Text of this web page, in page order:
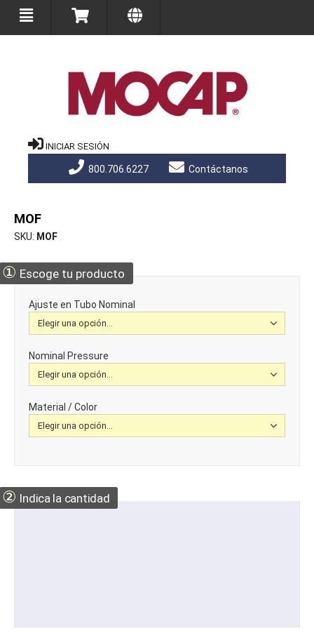
INICIAR SESIÓN
800.706.6227 Contáctanos
MOF
SKU MOF
① Escoge tu producto
Ajuste en Tubo Nominal
Nominal Pressure
Material / Color
② Indica la cantidad